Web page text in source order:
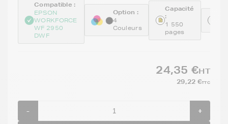
Compatible :
EPSON
WORKFORCE
WF 2950
DWF
Option :
4
Couleurs
Capacité
:
1 550
pages
24,35 €HT
29,22 €TTC
- +